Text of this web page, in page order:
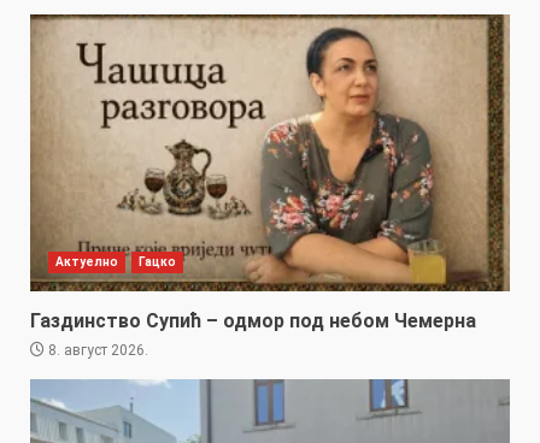
Актуелно Гацко
Газдинство Супић – одмор под небом Чемерна
8. август 2026.